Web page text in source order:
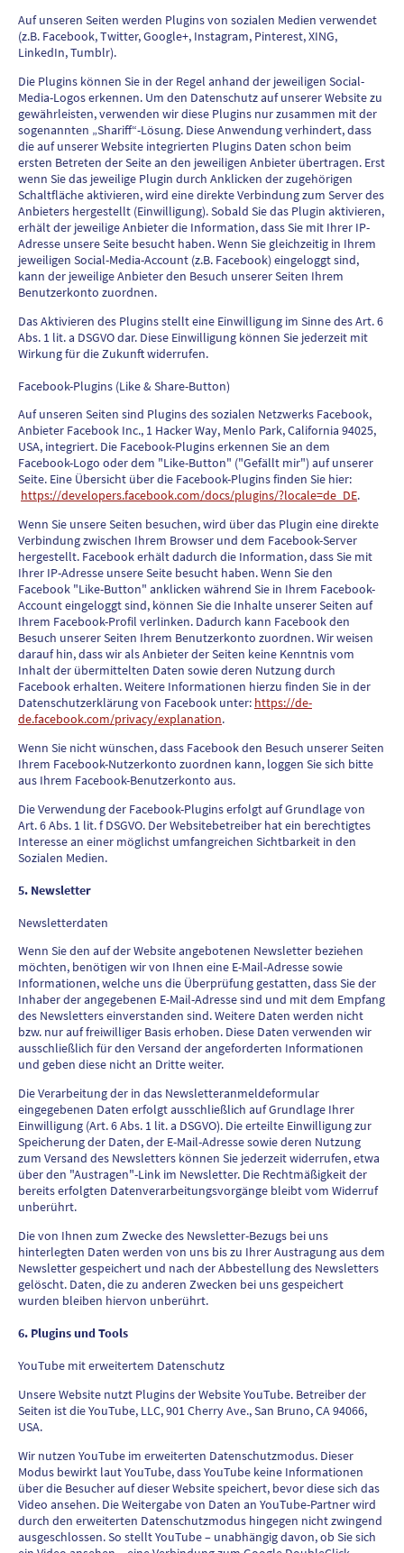
Auf unseren Seiten werden Plugins von sozialen Medien verwendet
(z.B. Facebook, Twitter, Google+, Instagram, Pinterest, XING,
LinkedIn, Tumblr).
Die Plugins können Sie in der Regel anhand der jeweiligen Social-
Media-Logos erkennen. Um den Datenschutz auf unserer Website zu
gewährleisten, verwenden wir diese Plugins nur zusammen mit der
sogenannten „Shariff“-Lösung. Diese Anwendung verhindert, dass
die auf unserer Website integrierten Plugins Daten schon beim
ersten Betreten der Seite an den jeweiligen Anbieter übertragen. Erst
wenn Sie das jeweilige Plugin durch Anklicken der zugehörigen
Schaltfläche aktivieren, wird eine direkte Verbindung zum Server des
Anbieters hergestellt (Einwilligung). Sobald Sie das Plugin aktivieren,
erhält der jeweilige Anbieter die Information, dass Sie mit Ihrer IP-
Adresse unsere Seite besucht haben. Wenn Sie gleichzeitig in Ihrem
jeweiligen Social-Media-Account (z.B. Facebook) eingeloggt sind,
kann der jeweilige Anbieter den Besuch unserer Seiten Ihrem
Benutzerkonto zuordnen.
Das Aktivieren des Plugins stellt eine Einwilligung im Sinne des Art. 6
Abs. 1 lit. a DSGVO dar. Diese Einwilligung können Sie jederzeit mit
Wirkung für die Zukunft widerrufen.
Facebook-Plugins (Like & Share-Button)
Auf unseren Seiten sind Plugins des sozialen Netzwerks Facebook,
Anbieter Facebook Inc., 1 Hacker Way, Menlo Park, California 94025,
USA, integriert. Die Facebook-Plugins erkennen Sie an dem
Facebook-Logo oder dem "Like-Button" ("Gefällt mir") auf unserer
Seite. Eine Übersicht über die Facebook-Plugins finden Sie hier:
https://developers.facebook.com/docs/plugins/?locale=de_DE.
Wenn Sie unsere Seiten besuchen, wird über das Plugin eine direkte
Verbindung zwischen Ihrem Browser und dem Facebook-Server
hergestellt. Facebook erhält dadurch die Information, dass Sie mit
Ihrer IP-Adresse unsere Seite besucht haben. Wenn Sie den
Facebook "Like-Button" anklicken während Sie in Ihrem Facebook-
Account eingeloggt sind, können Sie die Inhalte unserer Seiten auf
Ihrem Facebook-Profil verlinken. Dadurch kann Facebook den
Besuch unserer Seiten Ihrem Benutzerkonto zuordnen. Wir weisen
darauf hin, dass wir als Anbieter der Seiten keine Kenntnis vom
Inhalt der übermittelten Daten sowie deren Nutzung durch
Facebook erhalten. Weitere Informationen hierzu finden Sie in der
Datenschutzerklärung von Facebook unter: https://de-
de.facebook.com/privacy/explanation.
Wenn Sie nicht wünschen, dass Facebook den Besuch unserer Seiten
Ihrem Facebook-Nutzerkonto zuordnen kann, loggen Sie sich bitte
aus Ihrem Facebook-Benutzerkonto aus.
Die Verwendung der Facebook-Plugins erfolgt auf Grundlage von
Art. 6 Abs. 1 lit. f DSGVO. Der Websitebetreiber hat ein berechtigtes
Interesse an einer möglichst umfangreichen Sichtbarkeit in den
Sozialen Medien.
5. Newsletter
Newsletterdaten
Wenn Sie den auf der Website angebotenen Newsletter beziehen
möchten, benötigen wir von Ihnen eine E-Mail-Adresse sowie
Informationen, welche uns die Überprüfung gestatten, dass Sie der
Inhaber der angegebenen E-Mail-Adresse sind und mit dem Empfang
des Newsletters einverstanden sind. Weitere Daten werden nicht
bzw. nur auf freiwilliger Basis erhoben. Diese Daten verwenden wir
ausschließlich für den Versand der angeforderten Informationen
und geben diese nicht an Dritte weiter.
Die Verarbeitung der in das Newsletteranmeldeformular
eingegebenen Daten erfolgt ausschließlich auf Grundlage Ihrer
Einwilligung (Art. 6 Abs. 1 lit. a DSGVO). Die erteilte Einwilligung zur
Speicherung der Daten, der E-Mail-Adresse sowie deren Nutzung
zum Versand des Newsletters können Sie jederzeit widerrufen, etwa
über den "Austragen"-Link im Newsletter. Die Rechtmäßigkeit der
bereits erfolgten Datenverarbeitungsvorgänge bleibt vom Widerruf
unberührt.
Die von Ihnen zum Zwecke des Newsletter-Bezugs bei uns
hinterlegten Daten werden von uns bis zu Ihrer Austragung aus dem
Newsletter gespeichert und nach der Abbestellung des Newsletters
gelöscht. Daten, die zu anderen Zwecken bei uns gespeichert
wurden bleiben hiervon unberührt.
6. Plugins und Tools
YouTube mit erweitertem Datenschutz
Unsere Website nutzt Plugins der Website YouTube. Betreiber der
Seiten ist die YouTube, LLC, 901 Cherry Ave., San Bruno, CA 94066,
USA.
Wir nutzen YouTube im erweiterten Datenschutzmodus. Dieser
Modus bewirkt laut YouTube, dass YouTube keine Informationen
über die Besucher auf dieser Website speichert, bevor diese sich das
Video ansehen. Die Weitergabe von Daten an YouTube-Partner wird
durch den erweiterten Datenschutzmodus hingegen nicht zwingend
ausgeschlossen. So stellt YouTube – unabhängig davon, ob Sie sich